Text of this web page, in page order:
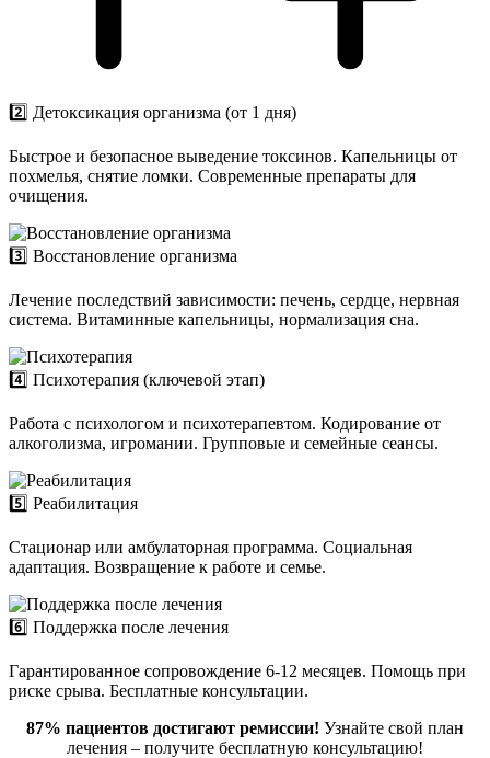
2️⃣ Детоксикация организма (от 1 дня)
Быстрое и безопасное выведение токсинов. Капельницы от
похмелья, снятие ломки. Современные препараты для
очищения.
3️⃣ Восстановление организма
Лечение последствий зависимости: печень, сердце, нервная
система. Витаминные капельницы, нормализация сна.
4️⃣ Психотерапия (ключевой этап)
Работа с психологом и психотерапевтом. Кодирование от
алкоголизма, игромании. Групповые и семейные сеансы.
5️⃣ Реабилитация
Стационар или амбулаторная программа. Социальная
адаптация. Возвращение к работе и семье.
6️⃣ Поддержка после лечения
Гарантированное сопровождение 6-12 месяцев. Помощь при
риске срыва. Бесплатные консультации.
87% пациентов достигают ремиссии! Узнайте свой план
лечения – получите бесплатную консультацию!